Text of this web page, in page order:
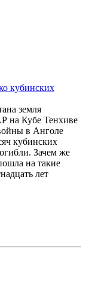
кубинских
земля
на Кубе Тенхиве
в Анголе
кубинских
Зачем же
на такие
лет